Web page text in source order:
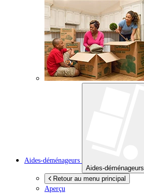
Aides-déménageurs
Aides-déménageurs
Retour au menu principal
Aperçu